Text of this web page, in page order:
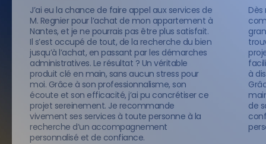
J’ai eu la chance de faire appel aux services de
M. Regnier pour l’achat de mon appartement à
Nantes, et je ne pourrais pas être plus satisfait.
Il s’est occupé de tout, de la recherche du bien
jusqu’à l’achat, en passant par les démarches
administratives. Le résultat ? Un véritable
produit clé en main, sans aucun stress pour
moi. Grâce à son professionnalisme, son
écoute et son efficacité, j’ai pu concrétiser ce
projet sereinement. Je recommande
vivement ses services à toute personne à la
recherche d’un accompagnement
personnalisé et de confiance.
à
de